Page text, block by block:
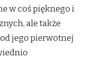
w coś pięknego i
ale także
jego pierwotnej